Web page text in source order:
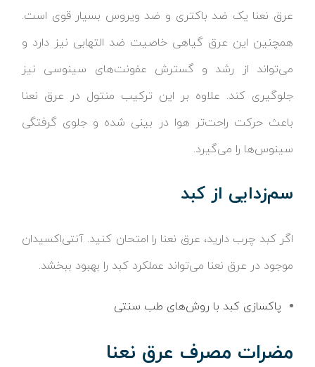
عرق نعنا یک ضد باکتری و ضد ویروس بسیار قوی است.
همچنین این عرق گیاهی خاصیت ضد التهابی نیز دارد و
می‌تواند از رشد و گسترش عفونت‌های سینوسی نیز
جلوگیری کند. علاوه بر این ترکیب منتول در عرق نعنا
باعث حرکت راحت‌تر هوا در بینی شده و جلوی گرفتگی
سینوس‌ها را می‌گیرد.
سم‌زدایی از کبد
اگر کبد چرب دارید، عرق نعنا را امتحان کنید. آنتی‌اکسیدان
موجود در عرق نعنا می‌تواند عملکرد کبد را بهبود ببخشد.
پاکسازی کبد با روش‌های طب سنتی
مضرات مصرف عرق نعنا